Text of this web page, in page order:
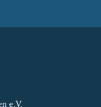
e.V.